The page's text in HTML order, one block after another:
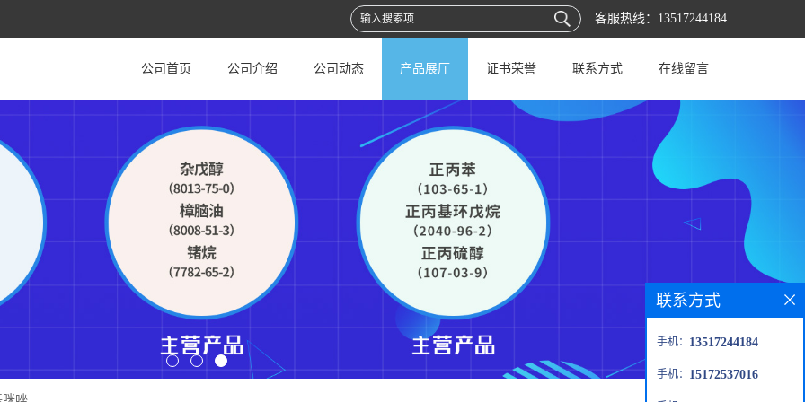
客服热线： 13517244184
公司首页 公司介绍 公司动态 产品展厅 证书荣誉 联系方式 在线留言
联系方式
手机： 13517244184
手机： 15172537016